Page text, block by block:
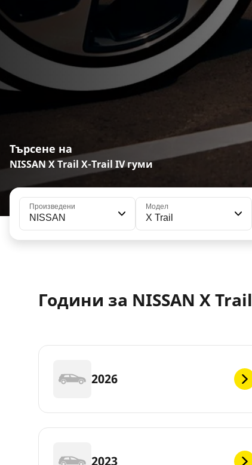
Търсене на
NISSAN X Trail X-Trail IV гуми
Произведени
NISSAN
Модел
X Trail
Години за NISSAN X Trail
2026
2023